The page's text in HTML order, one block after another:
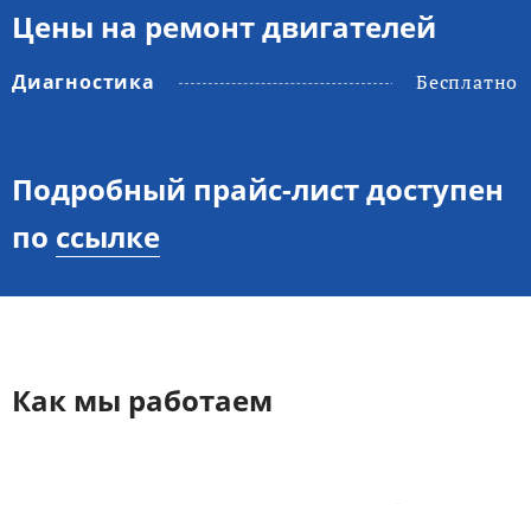
Цены на ремонт двигателей
Диагностика Бесплатно
Подробный прайс-лист доступен
по ссылке
Как мы работаем